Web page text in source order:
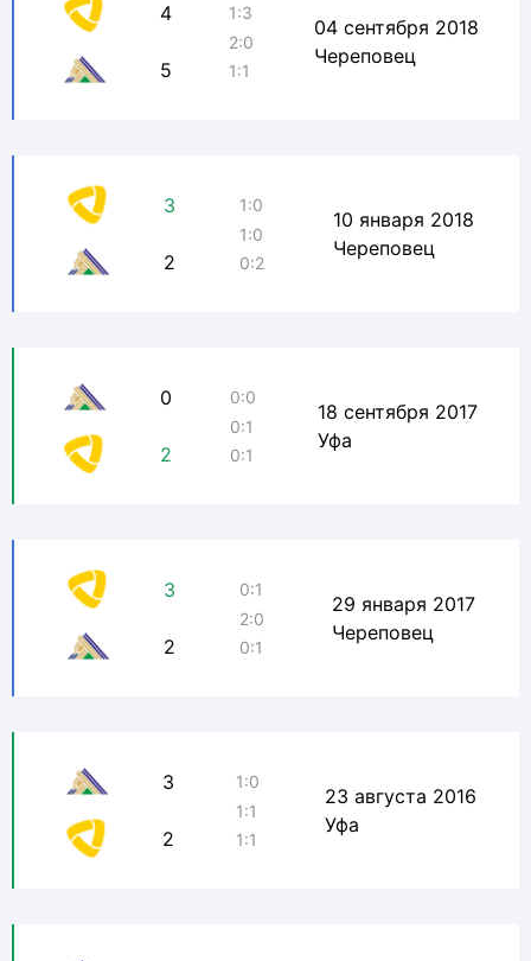
4
5
1:3
2:0
1:1
04 сентября 2018
Череповец
3
2
1:0
1:0
0:2
10 января 2018
Череповец
0
2
0:0
0:1
0:1
18 сентября 2017
Уфа
3
2
0:1
2:0
0:1
29 января 2017
Череповец
3
2
1:0
1:1
1:1
23 августа 2016
Уфа